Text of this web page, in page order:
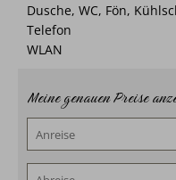
Maximalbelegung:
Dusche, WC, Fön,
Telefon
WLAN
Meine genauen Preise